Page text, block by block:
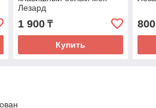
Лезард
1 900₸
Купить
800